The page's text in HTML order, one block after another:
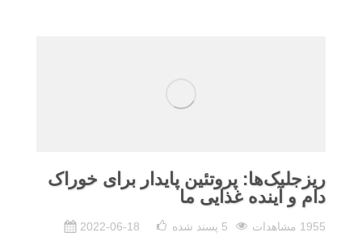
ریزجلبک‌ها: پروتئین پایدار برای خوراک
دام و آینده غذایی ما
1955 مشاهدات 5 پسند شده
2022-06-18